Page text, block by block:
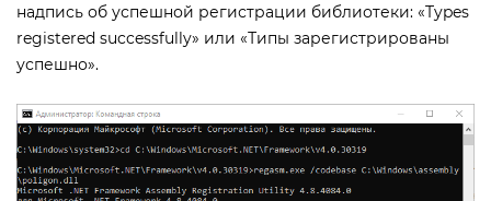
надпись об успешной регистрации библиотеки: «Types
registered successfully» или «Типы зарегистрированы
успешно».